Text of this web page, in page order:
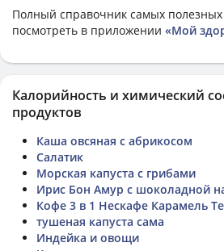
Полный справочник самых
посмотреть в приложении «Мой
Калорийность и химический
продуктов
Каша овсяная с абрикосом
Салатик
Морская капуста с грибами
Ирис Бон Амур с шоколадной
Кофе 3 в 1 Нескафе Карамель
тушеная капуста сама
Индейка и овощи